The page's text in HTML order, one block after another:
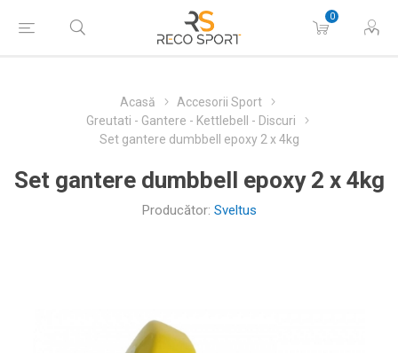
0
Acasă
Accesorii Sport
Greutati - Gantere - Kettlebell - Discuri
Set gantere dumbbell epoxy 2 x 4kg
Set gantere dumbbell epoxy 2 x 4kg
Producător: Sveltus